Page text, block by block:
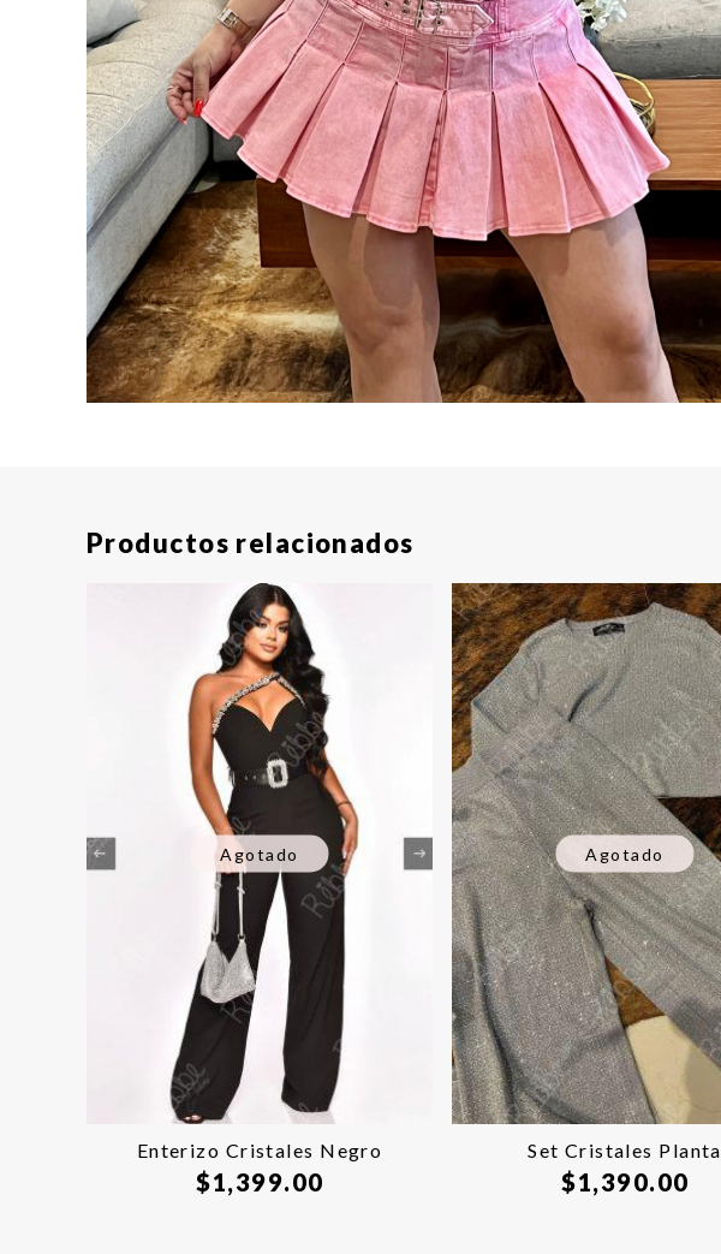
Productos relacionados
Agotado
Enterizo Cristales Negro
$1,399.00
Agotado
Set Cristales Planta
$1,390.00